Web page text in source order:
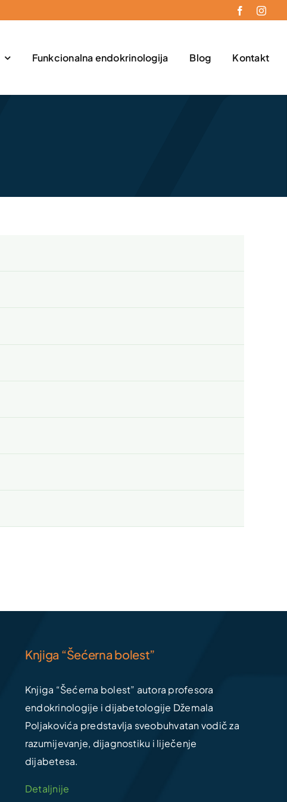
Funkcionalna endokrinologija Blog Kontakt
Knjiga “Šećerna bolest”
Knjiga “Šećerna bolest” autora profesora
endokrinologije i dijabetologije Džemala
Poljakovića predstavlja sveobuhvatan vodič za
razumijevanje, dijagnostiku i liječenje
dijabetesa.
Detaljnije